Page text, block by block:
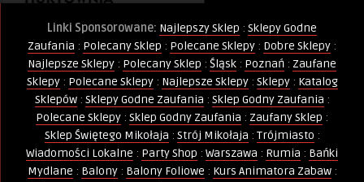
Linki Sponsorowane: Najlepszy Sklep : Sklepy Godne
Zaufania : Polecany Sklep : Polecane Sklepy : Dobre Sklepy :
Najlepsze Sklepy : Polecany Sklep : Śląsk : Poznań : Zaufane
Sklepy: Polecane Sklepy: Najlepsze Sklepy: Sklepy: Katalog
Sklepów: Sklepy Godne Zaufania : Sklep Godny Zaufania :
Polecane Sklepy : Sklep Godny Zaufania : Zaufany Sklep :
Sklep Świętego Mikołaja : Strój Mikołaja : Trójmiasto :
Wiadomości Lokalne : Party Shop : Warszawa : Rumia : Bańki
Mydlane : Balony: Balony Foliowe : Kurs Animatora Zabaw: